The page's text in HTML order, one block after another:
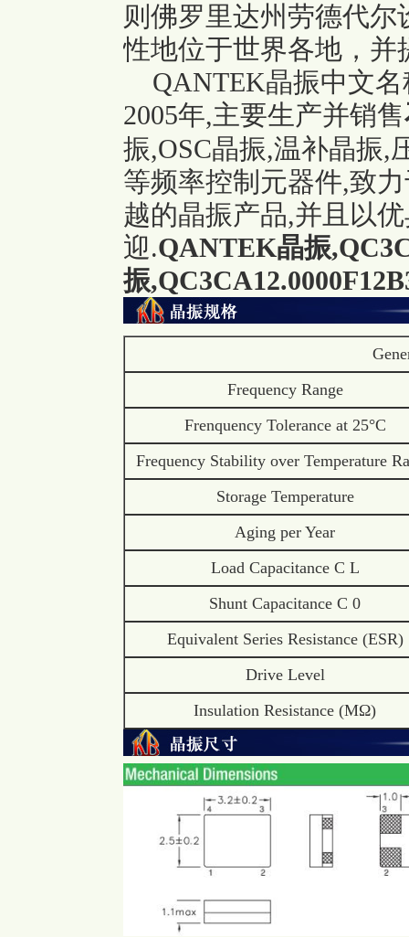
则佛罗里达州劳德代
性地位于世界各地，
QANTEK晶振中文名
2005年,主要生产并销售
振,OSC晶振,温补晶振,
等频率控制元器件,致
越的晶振产品,并且以
迎.QANTEK晶振
振
Frequency Range
Frenquency Tolerance at 25°C
Frequency Stability over Temperature
Storage Temperature
Aging per Year
Load Capacitance C L
Shunt Capacitance C 0
Equivalent Series Resistance (ESR)
Drive Level
Insulation Resistance (MΩ)